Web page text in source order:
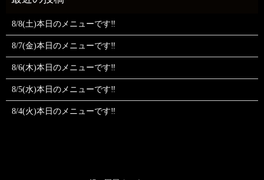
8/8(土)本日のメニューです‼️
8/7(金)本日のメニューです‼️
8/6(木)本日のメニューです‼️
8/5(水)本日のメニューです‼️
8/4(火)本日のメニューです‼️